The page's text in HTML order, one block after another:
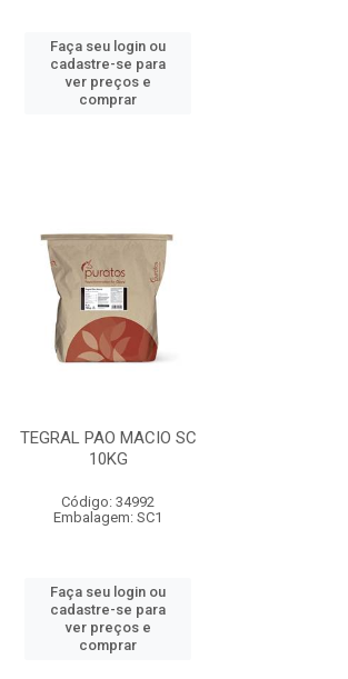
Faça seu login ou
cadastre-se para
ver preços e
comprar
TEGRAL PAO MACIO SC
10KG
Código: 34992
Embalagem: SC1
Faça seu login ou
cadastre-se para
ver preços e
comprar